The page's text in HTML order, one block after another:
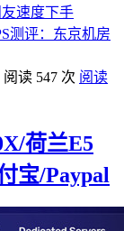
速度下手
测评：东京机房
阅读 547 次 阅读
荷兰E5
宝/Paypal